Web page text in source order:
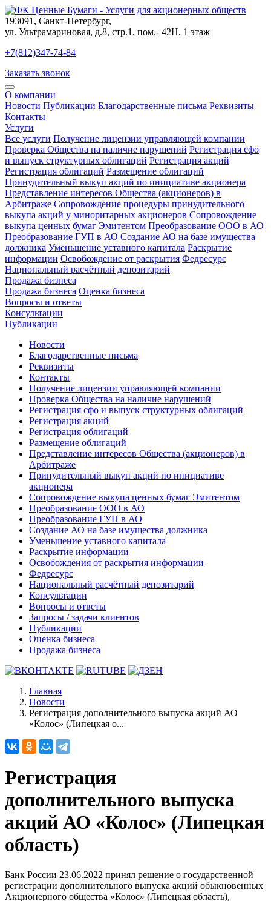
193091 , Санкт-Петербург,
ул. Ультрамариновая, д.8, стр.1, пом.- 42Н, 1 этаж
+7(812)347-74-84
Заказать звонок
О компании
Новости Публикации Благодарственные письма Реквизиты
Контакты
Услуги
Все услуги Получение лицензии управляющей компании
Проверка Общества на наличие нарушений Регистрация сфо
и выпуск структурных облигаций Регистрация акций
Регистрация облигаций Размещение облигаций
Принудительный выкуп акций по инициативе акционера
Представление интересов Общества (акционеров) в
Арбитраже Сопровождение процедуры принудительного
выкупа акций у миноритарных акционеров Сопровождение
выкупа ценных бумаг Эмитентом Преобразование ООО в АО
Преобразование ГУП в АО Создание АО на базе имущества
должника Уменьшение уставного капитала Раскрытие
информации Освобождение от раскрытия Федресурс
Национальный расчётный депозитарий
Продажа бизнеса
Продажа бизнеса Оценка бизнеса
Вопросы и ответы
Консультации
Публикации
Новости
Благодарственные письма
Реквизиты
Контакты
Получение лицензии управляющей компании
Проверка Общества на наличие нарушений
Регистрация сфо и выпуск структурных облигаций
Регистрация акций
Регистрация облигаций
Размещение облигаций
Представление интересов Общества (акционеров) в
Арбитраже
Принудительный выкуп акций по инициативе
акционера
Сопровождение выкупа ценных бумаг Эмитентом
Преобразование ООО в АО
Преобразование ГУП в АО
Создание АО на базе имущества должника
Уменьшение уставного капитала
Раскрытие информации
Освобождения от раскрытия информации
Федресурс
Национальный расчётный депозитарий
Консультации
Вопросы и ответы
Запросы / задачи клиентов
Публикации
Оценка бизнеса
Продажа бизнеса
Главная
Новости
Регистрация дополнительного выпуска акций АО
«Колос» (Липецкая о...
Регистрация
дополнительного выпуска
акций АО «Колос» (Липецкая
область)
Банк России 23.06.2022 принял решение о государственной
регистрации дополнительного выпуска акций обыкновенных
Акционерного общества «Колос» (Липецкая область),